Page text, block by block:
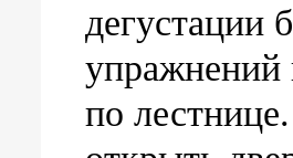
дегустации
упражнений
по